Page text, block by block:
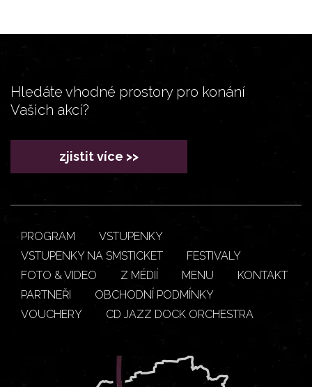
Hledáte vhodné prostory pro konání
Vašich akcí?
zjistit více >>
PROGRAM
VSTUPENKY
VSTUPENKY NA SMSTICKET
FESTIVALY
FOTO & VIDEO
Z MÉDIÍ MENU
KONTAKT
PARTNEŘI
OBCHODNÍ PODMÍNKY
VOUCHERY
CD JAZZ DOCK ORCHESTRA